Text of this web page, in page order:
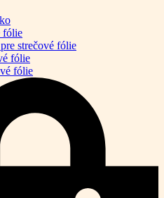
fólie
strečové fólie
fólie
fólie